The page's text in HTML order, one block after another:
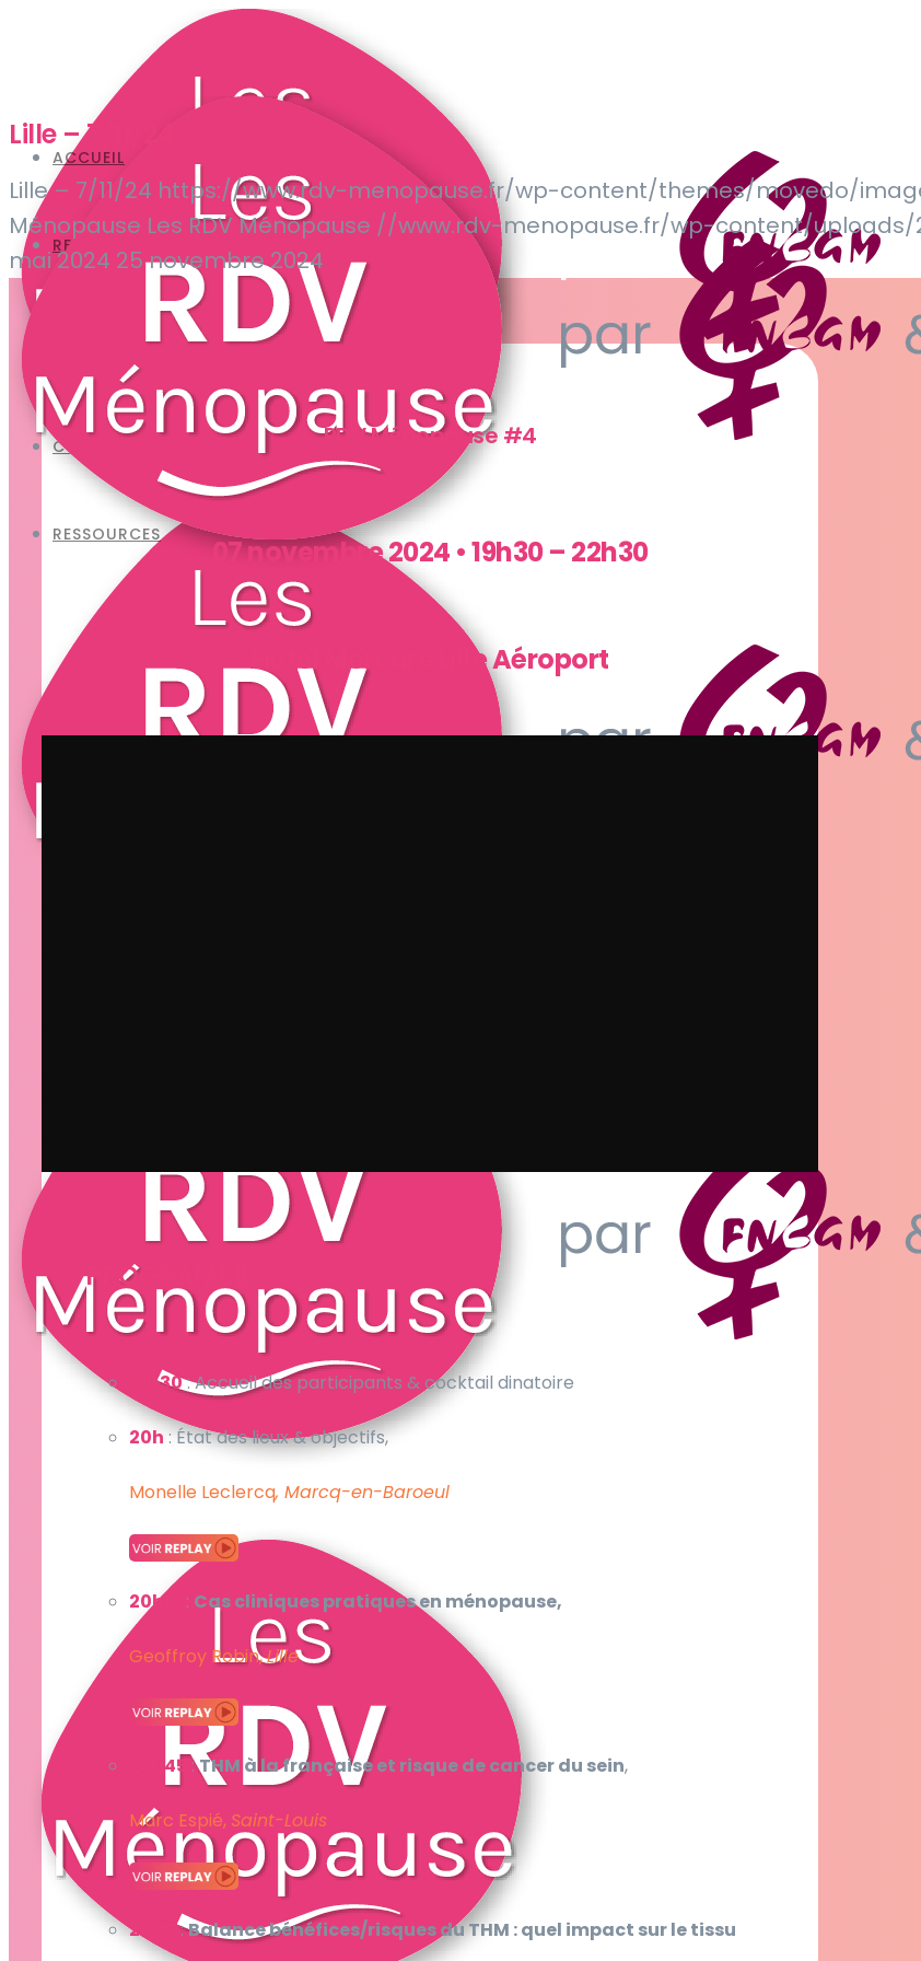
ACCUEIL
REPLAY
QUALITÉ DE VIE
SANTÉ OSSEUSE
RISQUE CARDIOVASCULAIRE
RISQUE CANCERS
CONSEILS PRATIQUES
RESSOURCES
Lille – 7/11/24
Lille – 7/11/24 https://www.rdv-menopause.fr/wp-content/themes/movedo/
Ménopause Les RDV Ménopause //www.rdv-menopause.fr/wp-content/uploads/
mai 2024 25 novembre 2024
RDV Ménopause #4
07 novembre 2024 • 19h30 – 22h30
Hôtel Mercure Lille Aéroport
PROGRAMME
19h30: Accueil des participants & cocktail dinatoire
20h : État des lieux & objectifs,
Monelle Leclercq, Marcq-en-Baroeul
20h15 : Cas cliniques pratiques en ménopause,
Geoffroy Robin,Lille
20h45 :THM à la française et risque de cancer du sein,
Marc Espié, Saint-Louis
21h15 :Balance bénéfices/risques du THM : quel impact sur le tissu